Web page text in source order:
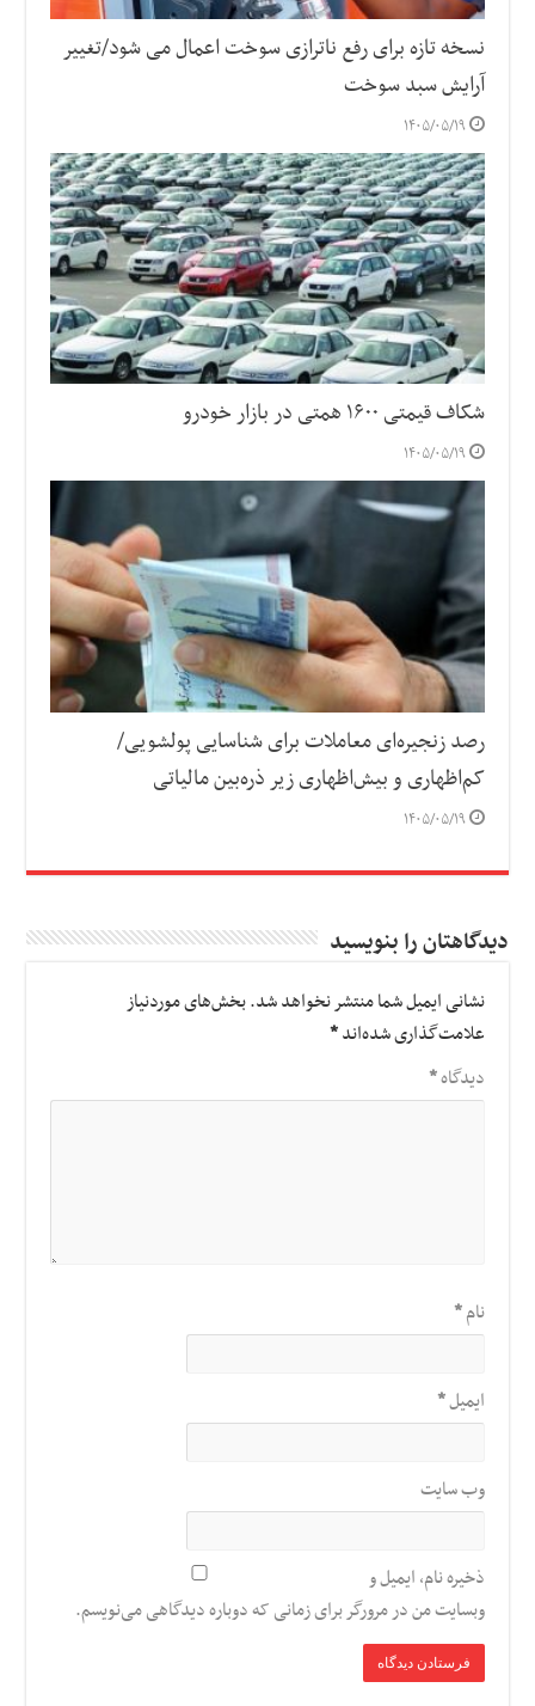
نسخه تازه برای رفع ناترازی سوخت اعمال می شود/تغییر
آرایش سبد سوخت
۱۴۰۵/۰۵/۱۹
شکاف قیمتی ۱۶۰۰ همتی در بازار خودرو
۱۴۰۵/۰۵/۱۹
رصد زنجیره‌ای معاملات برای شناسایی پولشویی/
کم‌اظهاری و بیش‌اظهاری زیر ذره‌بین مالیاتی
۱۴۰۵/۰۵/۱۹
دیدگاهتان را بنویسید
نشانی ایمیل شما منتشر نخواهد شد.بخش‌های موردنیاز
علامت‌گذاری شده‌اند*
دیدگاه*
نام*
ایمیل*
وب‌ سایت
ذخیره نام، ایمیل و
وبسایت من در مرورگر برای زمانی که دوباره دیدگاهی می‌نویسم.